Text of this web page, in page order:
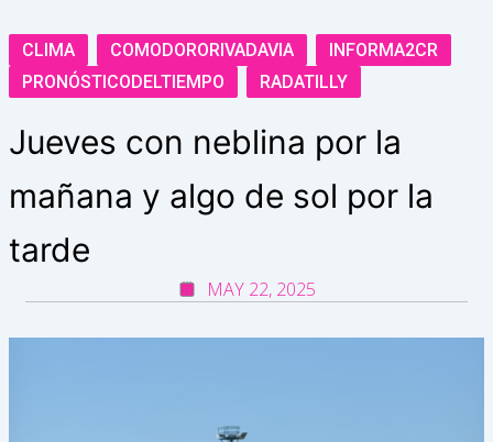
CLIMA COMODORORIVADAVIA
INFORMA2CR
PRONÓSTICODELTIEMPO
RADATILLY
Jueves con neblina por la
mañana y algo de sol por la
tarde
MAY 22, 2025